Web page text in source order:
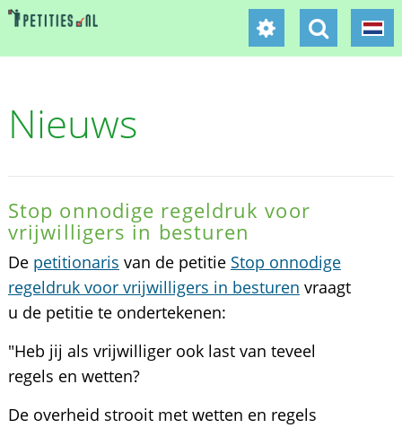
Nieuws
Stop onnodige regeldruk voor
vrijwilligers in besturen
De petitionaris van de petitie Stop onnodige
regeldruk voor vrijwilligers in besturen vraagt
u de petitie te ondertekenen:
"Heb jij als vrijwilliger ook last van teveel
regels en wetten?
De overheid strooit met wetten en regels